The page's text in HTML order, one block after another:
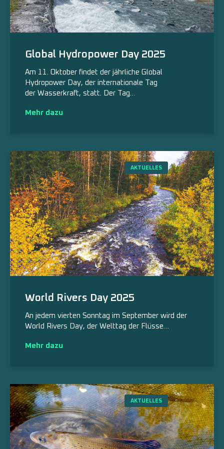
Global Hydropower Day 2025
Am 11. Oktober findet der jährliche Global
Hydropower Day, der internationale Tag
der Wasserkraft, statt. Der Tag…
Mehr dazu
AKTUELLES
World Rivers Day 2025
An jedem vierten Sonntag im September wird der
World Rivers Day, der Welttag der Flüsse…
Mehr dazu
AKTUELLES